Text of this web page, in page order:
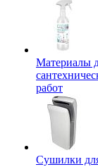
Материалы
работ
Сушилки